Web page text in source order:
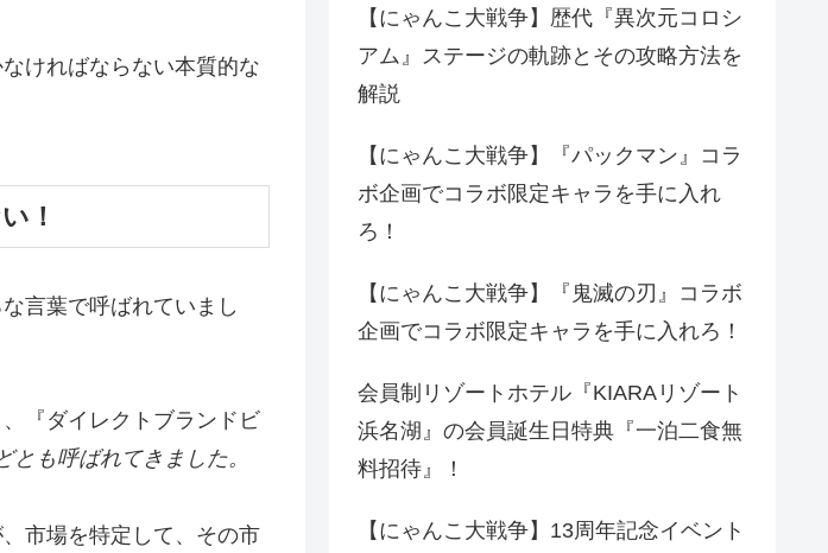
ければならない本質的な
！
言葉で呼ばれていまし
『ダイレクトブランドビ
とも呼ばれてきました。
市場を特定して、その市
【にゃんこ大戦争】歴代『異次元コロシ
アム』ステージの軌跡とその攻略方法を
解説
【にゃんこ大戦争】『パックマン』コラ
ボ企画でコラボ限定キャラを手に入れ
ろ！
【にゃんこ大戦争】『鬼滅の刃』コラボ
企画でコラボ限定キャラを手に入れろ！
会員制リゾートホテル『KIARAリゾート
浜名湖』の会員誕生日特典『一泊二食無
料招待』！
【にゃんこ大戦争】13周年記念イベント